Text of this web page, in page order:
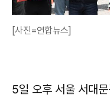
[사진=연합뉴스]
5일 오후 서울 서대